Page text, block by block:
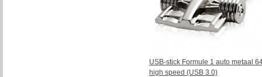
USB-stick Formule 1 auto metaal
high speed (USB 3.0)